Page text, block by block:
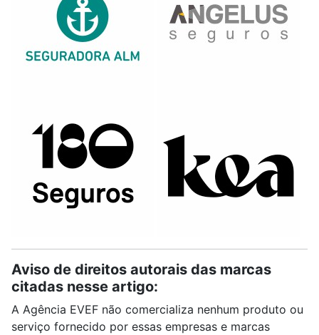
Aviso de direitos autorais das marcas
citadas nesse artigo:
A Agência EVEF não comercializa nenhum produto ou
serviço fornecido por essas empresas e marcas